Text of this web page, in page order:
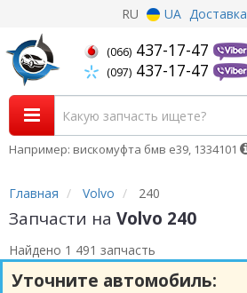
RU UA Доставка
(066) 437-17-47
(097) 437-17-47
Например: вискомуфта бмв е39, 1334101
Главная Volvo 240
Запчасти на Volvo 240
Найдено 1 491 запчасть
Уточните автомобиль: